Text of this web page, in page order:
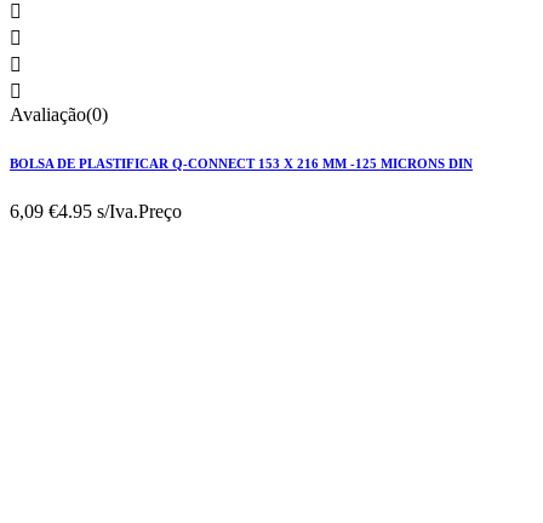




Avaliação(0)
BOLSA DE PLASTIFICAR Q-CONNECT 153 X 216 MM -125 MICRONS DIN
6,09 €4.95 s/Iva.Preço